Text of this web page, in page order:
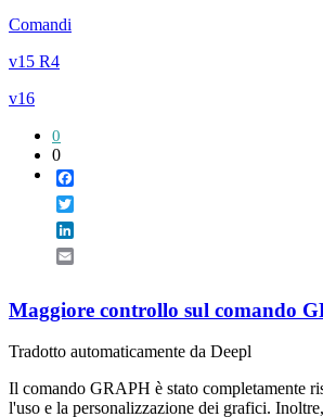
Comandi
v15 R4
v16
0
0
Maggiore controllo sul comando
Tradotto automaticamente da Deepl
Il comando GRAPH è stato completamente
l'uso e la personalizzazione dei grafici.